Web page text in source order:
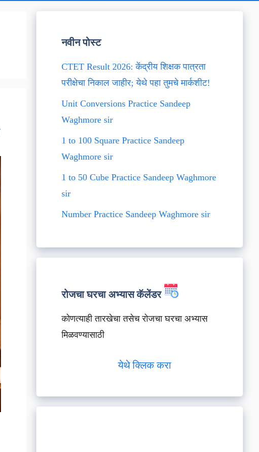
नवीन पोस्ट
CTET Result 2026: केंद्रीय शिक्षक पात्रता
परीक्षेचा निकाल जाहीर; येथे पहा तुमचे मार्कशीट!
Unit Conversions Practice Sandeep
Waghmore sir
1 to 100 Square Practice Sandeep
Waghmore sir
1 to 50 Cube Practice Sandeep Waghmore
sir
Number Practice Sandeep Waghmore sir
रोजचा घरचा अभ्यास कॅलेंडर
कोणत्याही तारखेचा तसेच रोजचा घरचा अभ्यास
मिळवण्यासाठी
येथे क्लिक करा